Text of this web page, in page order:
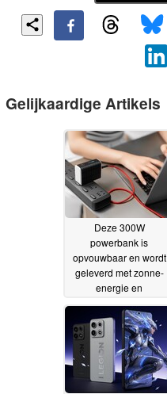
Gelijkaardige Artikels
Deze 300W
powerbank is
opvouwbaar en wordt
geleverd met zonne-
energie en
31-05-2026